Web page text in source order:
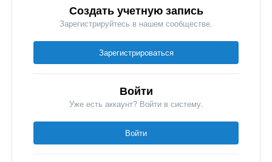
Создать учетную запись
Зарегистрируйтесь в нашем сообществе.
Зарегистрироваться
Войти
Уже есть аккаунт? Войти в систему.
Войти